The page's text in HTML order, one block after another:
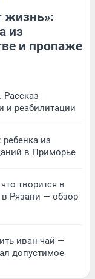
жизнь»:
из
и пропаже
Рассказ
и реабилитации
ребенка из
в Приморье
творится в
Рязани — обзор
иван-чай —
допустимое